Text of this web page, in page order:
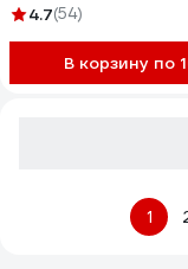
4.7(54)
В корзину по
1